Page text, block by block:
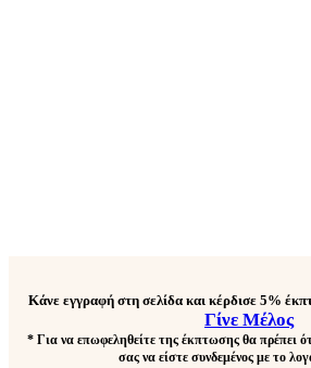
Κάνε εγγραφή στη σελίδα και κέρδισε 5%
Γίνε Μέλος
* Για να επωφεληθείτε της έκπτωσης θα πρέπει
σας να είστε συνδεμένος με το